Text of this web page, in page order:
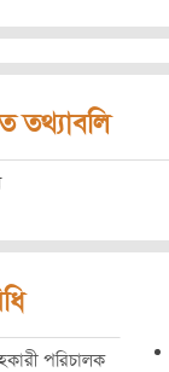
তথ্যাবলি
পরিচালক